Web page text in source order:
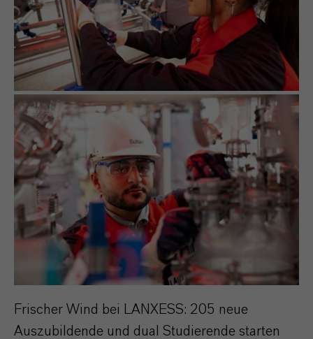
Frischer Wind bei LANXESS: 205 neue
Auszubildende und dual Studierende starten